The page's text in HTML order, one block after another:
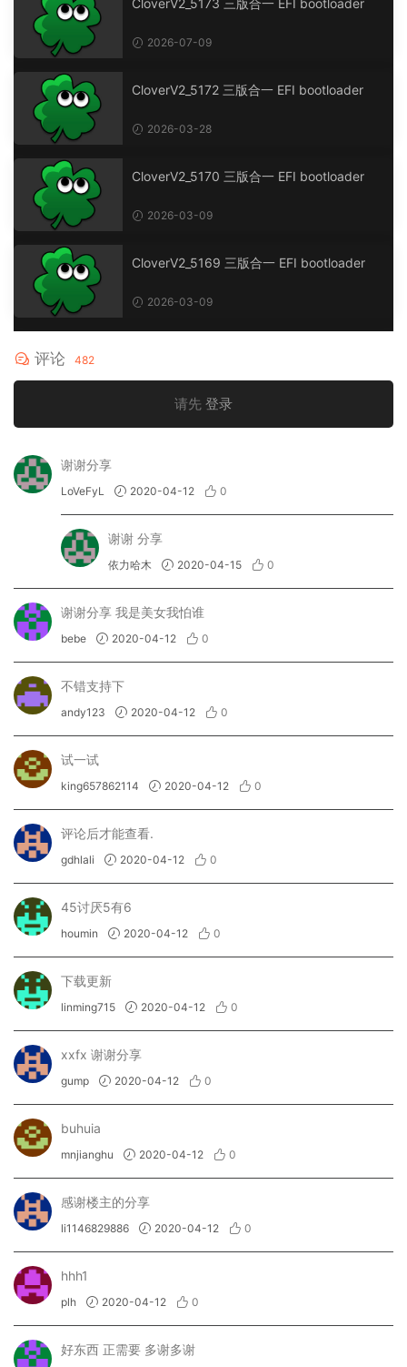
2026-07-09
CloverV2_5172 三版合一 EFI bootloader
2026-03-28
CloverV2_5170 三版合一 EFI bootloader
2026-03-09
CloverV2_5169 三版合一 EFI bootloader
2026-03-09
评论 482
请先 登录
谢谢分享
LoVeFyL 2020-04-12 0
谢谢 分享
依力哈木 2020-04-15 0
谢谢分享 我是美女我怕谁
bebe 2020-04-12 0
不错支持下
andy123 2020-04-12 0
试一试
king657862114 2020-04-12 0
评论后才能查看.
gdhlali 2020-04-12 0
45讨厌5有6
houmin 2020-04-12 0
下载更新
linming715 2020-04-12 0
xxfx 谢谢分享
gump 2020-04-12 0
buhuia
mnjianghu 2020-04-12 0
感谢楼主的分享
li1146829886 2020-04-12 0
hhh1
plh 2020-04-12 0
好东西 正需要 多谢多谢